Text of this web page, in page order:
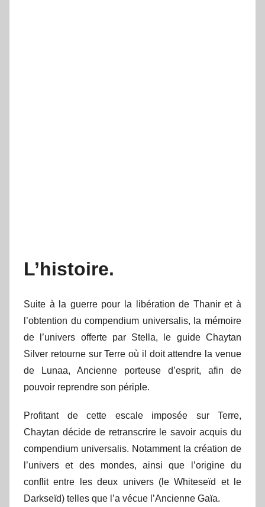
L’histoire.
Suite à la guerre pour la libération de Thanir et à
l’obtention du compendium universalis, la mémoire
de l’univers offerte par Stella, le guide Chaytan
Silver retourne sur Terre où il doit attendre la venue
de Lunaa, Ancienne porteuse d’esprit, afin de
pouvoir reprendre son périple.
Profitant de cette escale imposée sur Terre,
Chaytan décide de retranscrire le savoir acquis du
compendium universalis. Notamment la création de
l’univers et des mondes, ainsi que l’origine du
conflit entre les deux univers (le Whiteseïd et le
Darkseïd) telles que l’a vécue l’Ancienne Gaïa.